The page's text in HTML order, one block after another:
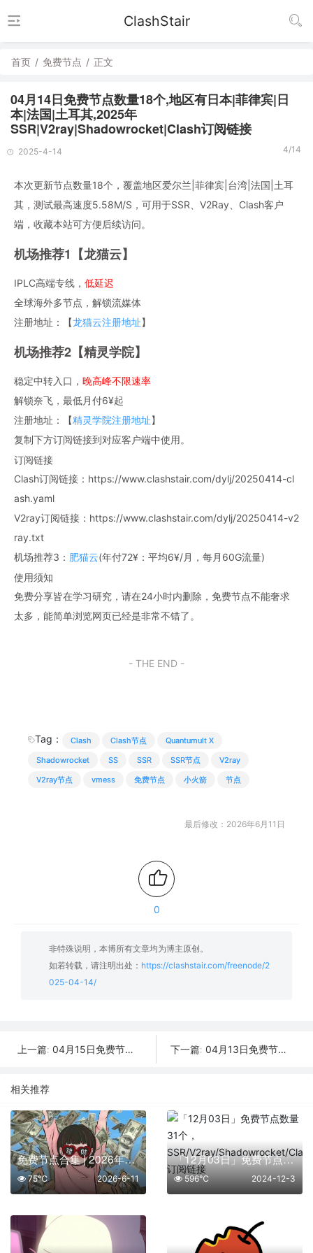
ClashStair
首页 / 免费节点 / 正文
04月14日免费节点数量18个,地区有日本|菲律宾|日
本|法国|土耳其,2025年
SSR|V2ray|Shadowrocket|Clash订阅链接
2025-4-14 4/14
本次更新节点数量18个，覆盖地区爱尔兰|菲律宾|台湾|法国|土耳
其，测试最高速度5.58M/S，可用于SSR、V2Ray、Clash客户
端，收藏本站可方便后续访问。
机场推荐1【龙猫云】
IPLC高端专线， 低延迟
全球海外多节点，解锁流媒体
注册地址：【龙猫云注册地址】
机场推荐2【精灵学院】
稳定中转入口， 晚高峰不限速率
解锁奈飞，最低月付6¥起
注册地址：【精灵学院注册地址】
复制下方订阅链接到对应客户端中使用。
订阅链接
Clash订阅链接：https://www.clashstair.com/dylj/20250414-cl
ash.yaml
V2ray订阅链接：https://www.clashstair.com/dylj/20250414-v2
ray.txt
机场推荐3： 肥猫云(年付72¥：平均6¥/月，每月60G流量)
使用须知
免费分享皆在学习研究，请在24小时内删除，免费节点不能奢求
太多，能简单浏览网页已经是非常不错了。
- THE END -
Tag： Clash Clash节点
Quantumult X
Shadowrocket
SS SSR SSR节点
V2ray
V2ray节点
vmess 免费节点 小火箭 节点
最后修改：2026年6月11日
0
非特殊说明，本博所有文章均为博主原创。
如若转载，请注明出处： https://clashstair.com/freenode/2
025-04-14/
上一篇: 04月15日免费节点数量17个,地区有美国|菲律宾|日本|泰国|俄罗斯,2025年SSR|V2ray|Shadowrocket|Clash订阅链接 下一篇: 04月13日免费节点数量31个,地区有日本|菲律宾|台湾|法国|俄罗斯,2025年SSR|V2ray|Shadowrocket|Clash订阅链接
相关推荐
免费节点合集 | 2026年6月11日SSR/V2Ray/Clash订阅整理
2026-6-11
75℃
「12月03日」免费节点数量31个，SSR/V2ray/Shadowrocket/Clash订阅链接
2024-12-3
596℃